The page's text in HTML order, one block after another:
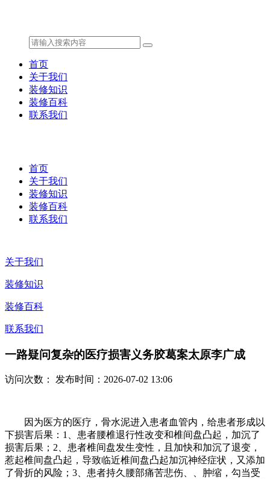
首页
关于我们
装修知识
装修百科
联系我们
首页
关于我们
装修知识
装修百科
联系我们
关于我们
装修知识
装修百科
联系我们
一路疑问复杂的医疗损害义务胶葛案太原李广成
访问次数： 发布时间：2026-07-02 13:06
因为医方的医疗，骨水泥进入患者血管内，给患者形成以
下损害后果：1、患者腰椎退行性改变和椎间盘凸起，加沉了
损害后果；2、患者椎间盘发生变性，且加快和加沉了退变，
惹起椎间盘凸起，导致临近椎间盘凸起加沉神经症状，又添加
了骨折的风险；3、患者持久腰部痛苦悲伤、、肿缩，勾当受